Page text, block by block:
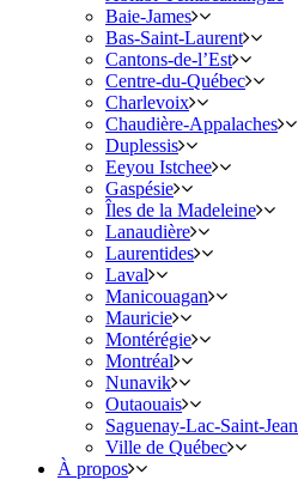
Baie-James
Bas-Saint-Laurent
Cantons-de-l’Est
Centre-du-Québec
Charlevoix
Chaudière-Appalaches
Duplessis
Eeyou Istchee
Gaspésie
Îles de la Madeleine
Lanaudière
Laurentides
Laval
Manicouagan
Mauricie
Montérégie
Montréal
Nunavik
Outaouais
Saguenay-Lac-Saint-Jean
Ville de Québec
À propos